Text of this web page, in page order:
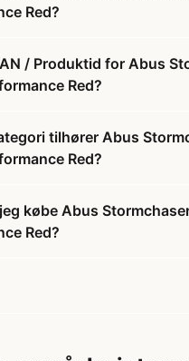
Red?
/ Produktid for Abus
Red?
tilhører Abus
Red?
købe Abus
Red?